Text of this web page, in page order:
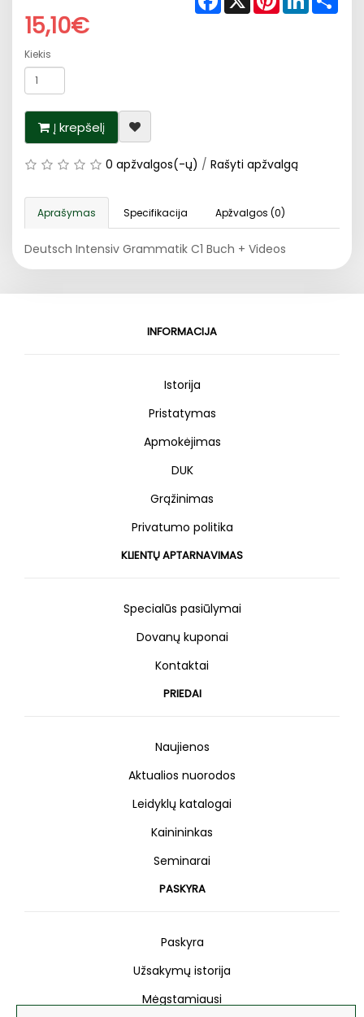
15,10€
Kiekis
Į krepšelį
0 apžvalgos(-ų) / Rašyti apžvalgą
Aprašymas Specifikacija Apžvalgos (0)
Deutsch Intensiv Grammatik C1 Buch + Videos
INFORMACIJA
Istorija
Pristatymas
Apmokėjimas
DUK
Grąžinimas
Privatumo politika
KLIENTŲ APTARNAVIMAS
Specialūs pasiūlymai
Dovanų kuponai
Kontaktai
PRIEDAI
Naujienos
Aktualios nuorodos
Leidyklų katalogai
Kainininkas
Seminarai
PASKYRA
Paskyra
Užsakymų istorija
Mėgstamiausi